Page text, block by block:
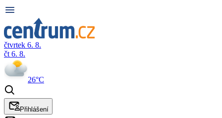
čtvrtek 6. 8.
čt 6. 8.
26°C
Přihlášení